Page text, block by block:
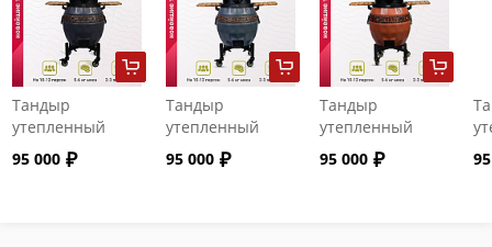
Тандыр
утепленный
"Сармат" с
откидной
95 000
Тандыр
утепленный
"Сармат" с
откидной
95 000
Тандыр
утепленный
"Сармат" с
откидной
95 000